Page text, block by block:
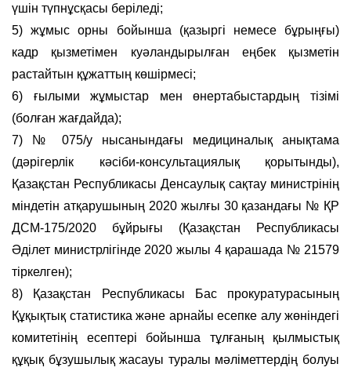
үшін түпнұсқасы беріледі;
5) жұмыс орны бойынша (қазыргі немесе бұрыңғы)
кадр қызметімен куәландырылған еңбек қызметін
растайтын құжаттың көшірмесі;
6) ғылыми жұмыстар мен өнертабыстардың тізімі
(болған жағдайда);
7) № 075/у нысанындағы медициналық анықтама
(дәрігерлік кәсіби-консультациялық қорытынды),
Қазақстан Республикасы Денсаулық сақтау министрінің
міндетін атқарушының 2020 жылғы 30 қазандағы № ҚР
ДСМ-175/2020 бұйрығы (Қазақстан Республикасы
Әділет министрлігінде 2020 жылы 4 қарашада № 21579
тіркелген);
8) Қазақстан Республикасы Бас прокуратурасының
Құқықтық статистика және арнайы есепке алу жөніндегі
комитетінің есептері бойынша тұлғаның қылмыстық
құқық бұзушылық жасауы туралы мәліметтердің болуы